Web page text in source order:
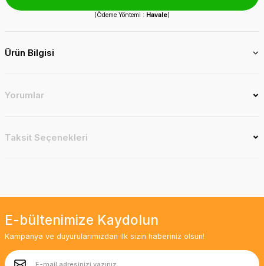
(Ödeme Yöntemi : Havale)
Ürün Bilgisi
Yorumlar
Taksit Seçenekleri
E-bültenimize Kaydolun
Kampanya ve duyurularımızdan ilk sizin haberiniz olsun!